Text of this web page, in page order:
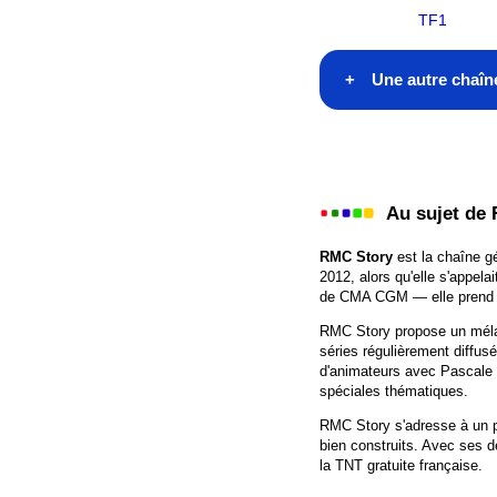
TF1
Une autre
France 4
France 5
M6
Arte
LCP
Au sujet de
RMC Story est la chaîne
2012, alors qu'elle
de CMA CGM — elle
RMC Story propose un
séries régulièrement
d'animateurs avec
spéciales thématiques.
RMC Story s'adresse à un
bien construits. Avec ses
la TNT gratuite française.